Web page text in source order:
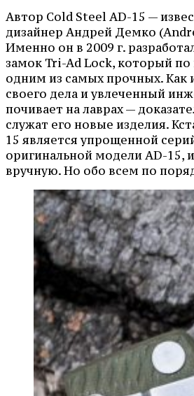
Автор Cold Steel AD-15 —
дизайнер Андрей Демко
Именно он в 2009 г.
замок Tri-Ad Lock, который по
одним из самых прочных. Как
своего дела и увлеченный
почивает на лаврах —
служат его новые изделия.
15 является упрощенной
оригинальной модели AD-15,
вручную. Но обо всем по